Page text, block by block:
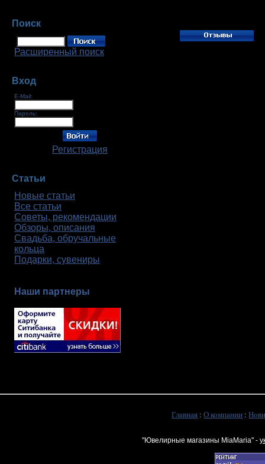
Поиск
Расширенный поиск
Вход
E-Mail:
Пароль:
Регистрация
Статьи
Новые статьи
Все статьи
Советы, рекомендации
Обзоры, описания
Свадьба, обручальные
кольца
Подарки, сувениры
Наши партнеры
Главная :О компании :
"Ювелирные магазины MiaMaria" -